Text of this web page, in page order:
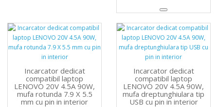
Incarcator dedicat
compatibil laptop
LENOVO 20V 4.5A 90W,
mufa rotunda 7.9 X 5.5
mm cu pin in interior
Incarcator dedicat
compatibil laptop
LENOVO 20V 4.5A 90W,
mufa dreptunghiulara tip
USB cu pin in interior